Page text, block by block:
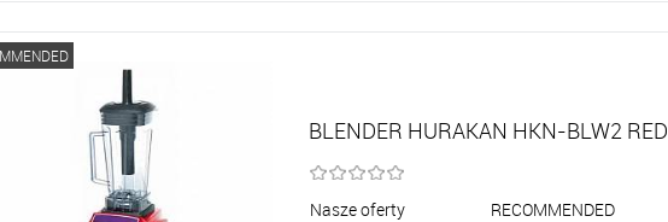
BLENDER HURAKAN HKN-BLW2 RED
Nasze oferty
RECOMMENDED